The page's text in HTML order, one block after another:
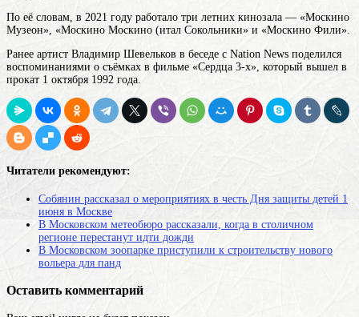
По её словам, в 2021 году работало три летних кинозала — «Москино
Музеон», «Москино Москино (итал Сокольники» и «Москино Фили».
Ранее артист Владимир Шевельков в беседе с Nation News поделился
воспоминаниями о съёмках в фильме «Сердца 3-х», который вышел в
прокат 1 октября 1992 года.
Читатели рекомендуют:
Собянин рассказал о мероприятиях в честь Дня защиты детей 1
июня в Москве
В Московском метеобюро рассказали, когда в столичном
регионе перестанут идти дожди
В Московском зоопарке приступили к строительству нового
вольера для панд
Оставить комментарий